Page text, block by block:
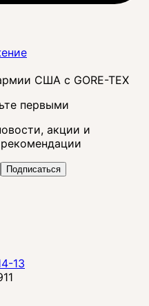
США с GORE-TEX
первыми
акции и
Подписаться
13